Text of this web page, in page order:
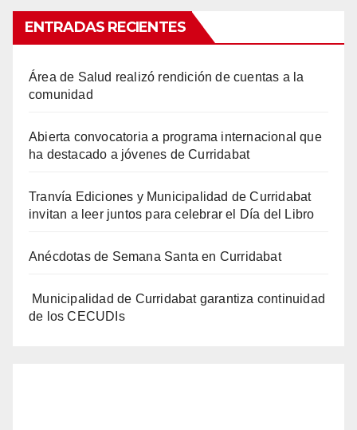
ENTRADAS RECIENTES
Área de Salud realizó rendición de cuentas a la
comunidad
Abierta convocatoria a programa internacional que
ha destacado a jóvenes de Curridabat
Tranvía Ediciones y Municipalidad de Curridabat
invitan a leer juntos para celebrar el Día del Libro
Anécdotas de Semana Santa en Curridabat
Municipalidad de Curridabat garantiza continuidad
de los CECUDIs